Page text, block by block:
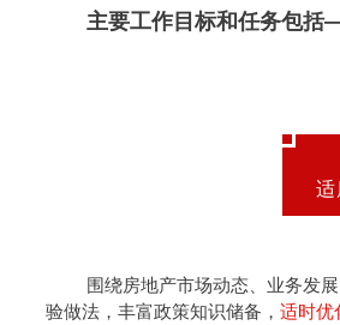
主要工作目标和任务包
围绕房地产市场动态、业务发
验做法，丰富政策知识储备， 适时优